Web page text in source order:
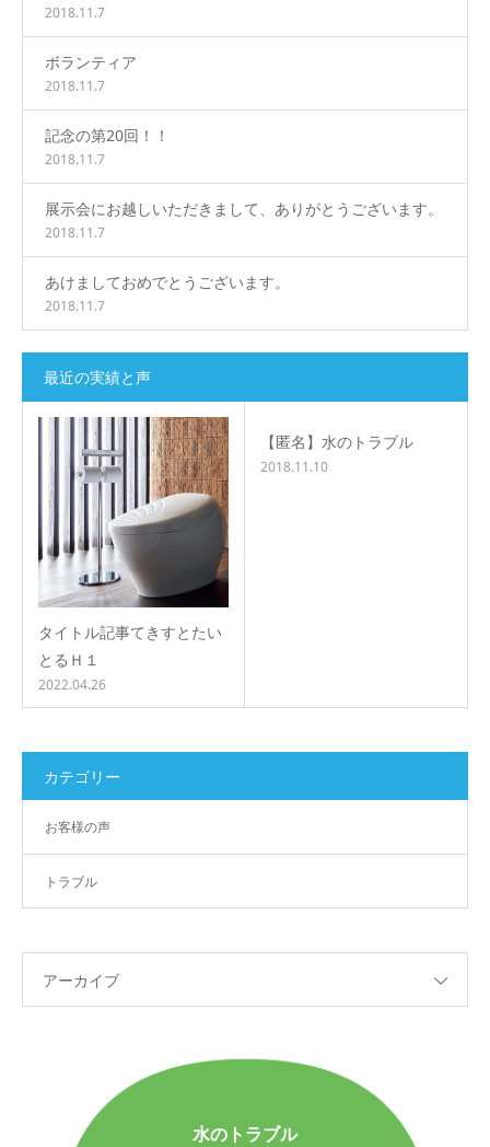
2018.11.7
ボランティア
2018.11.7
記念の第20回！！
2018.11.7
展示会にお越しいただきまして、ありがとうございます。
2018.11.7
あけましておめでとうございます。
2018.11.7
最近の実績と声
タイトル記事てきすとたい
とるＨ１
2022.04.26
【匿名】水のトラブル
2018.11.10
カテゴリー
お客様の声
トラブル
アーカイブ
水のトラブル